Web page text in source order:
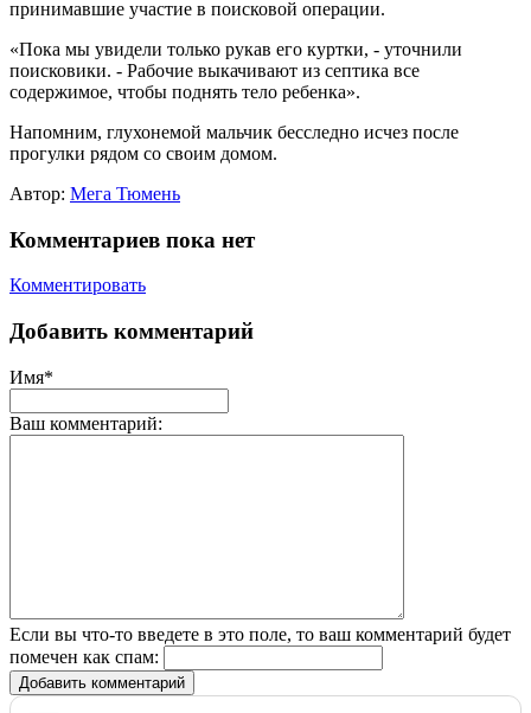
принимавшие участие в поисковой операции.
«Пока мы увидели только рукав его куртки, - уточнили
поисковики. - Рабочие выкачивают из септика все
содержимое, чтобы поднять тело ребенка».
Напомним, глухонемой мальчик бесследно исчез после
прогулки рядом со своим домом.
Автор: Мега Тюмень
Комментариев пока нет
Комментировать
Добавить комментарий
Имя*
Ваш комментарий:
Если вы что-то введете в это поле, то ваш комментарий будет
помечен как спам:
Добавить комментарий